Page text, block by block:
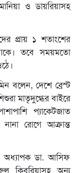
ও ডায়রিয়াসহ
প্রায় ১ শতাংশের
তবে সময়মতো
বলেন, দেশে ব্রেস্ট
মাতৃদুগ্ধের বাইরে
প্যাকেটজাত
রোগে আক্রান্ত
অধ্যাপক ডা. আসিফ